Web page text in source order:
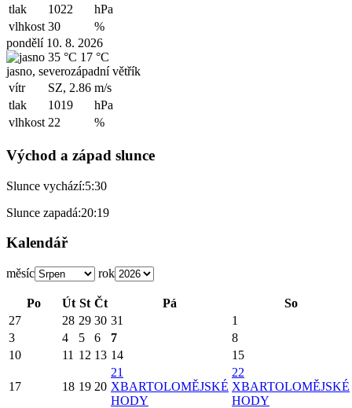
tlak
1022
hPa
vlhkost 30
%
pondělí 10. 8. 2026
35 °C 17 °C
jasno, severozápadní větřík
vítr
SZ, 2.86 m/s
tlak
1019
hPa
vlhkost 22 %
Východ a západ slunce
Slunce vychází:5:30
Slunce zapadá:20:19
Kalendář
měsíc rok
Po Út St Čt Pá
So
27
28 29 30 31
1
3
4 5 6 7
8
10
11 12 13 14 15
17 18 19 20
21
XBARTOLOMĚJSKÉ
HODY
22
XBARTOLOMĚJSKÉ
HODY